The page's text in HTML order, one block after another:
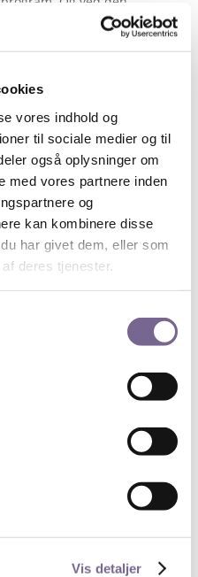
vores indhold og
til sociale medier og til
også oplysninger om
med vores partnere inden
og
kan kombinere disse
har givet dem, eller som
deres tjenester.
Vis detaljer
vandt Drømmenes
om Troels
om alt fra Islam til
I dag producerer
ORD serier til DR, en
en madpodcast for
til museer og
gennem ørerne.
her:
17 – 19 i Cinemateket.
mesterinde her.
for medlemmer af
der betales no-show-fee